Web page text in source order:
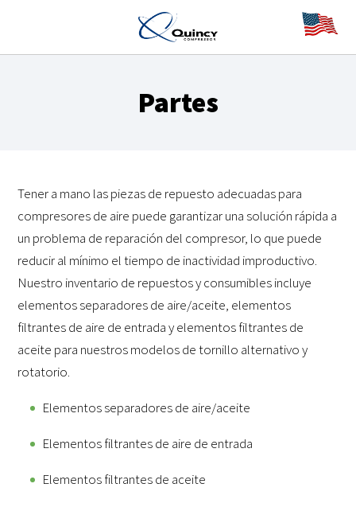
Partes
Tener a mano las piezas de repuesto adecuadas para
compresores de aire puede garantizar una solución rápida a
un problema de reparación del compresor, lo que puede
reducir al mínimo el tiempo de inactividad improductivo.
Nuestro inventario de repuestos y consumibles incluye
elementos separadores de aire/aceite, elementos
filtrantes de aire de entrada y elementos filtrantes de
aceite para nuestros modelos de tornillo alternativo y
rotatorio.
Elementos separadores de aire/aceite
Elementos filtrantes de aire de entrada
Elementos filtrantes de aceite